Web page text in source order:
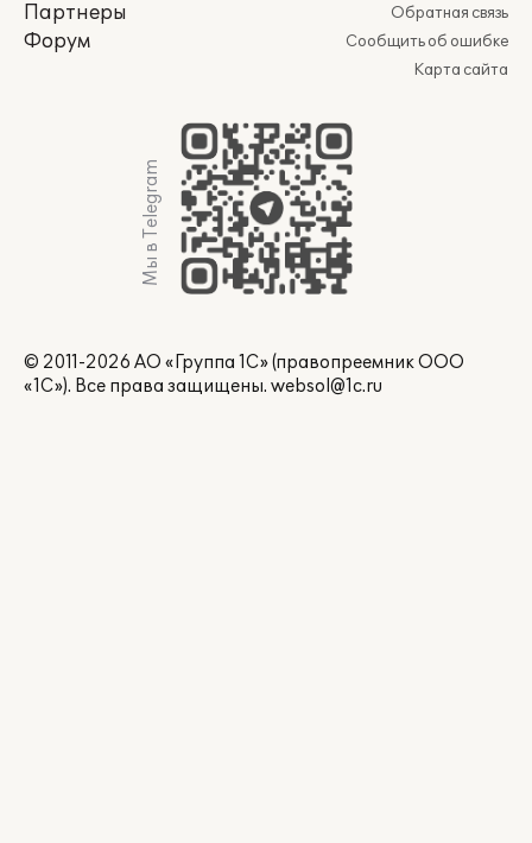
Партнеры
Форум
Обратная связь
Сообщить об ошибке
Карта сайта
Мы в Telegram
© 2011-2026 АО «Группа 1С» (правопреемник ООО
«1С»). Все права защищены. websol@1c.ru